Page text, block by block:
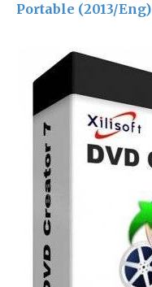
Portable (2013/Eng)